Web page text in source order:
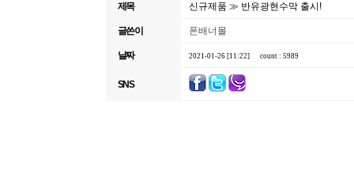
제목 신규제품 ≫ 반유광현수막 출시!
글쓴이 폰배너몰
날짜 2021-01-26 [11:22] count : 5989
SNS